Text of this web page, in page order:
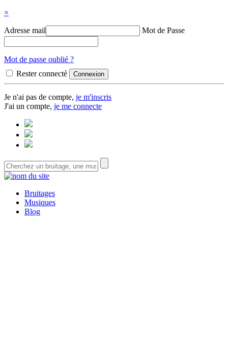
×
Adresse mail Mot de Passe
Mot de passe oublié ?
Rester connecté
Je n'ai pas de compte, je m'inscris
J'ai un compte, je me connecte
Bruitages
Musiques
Blog